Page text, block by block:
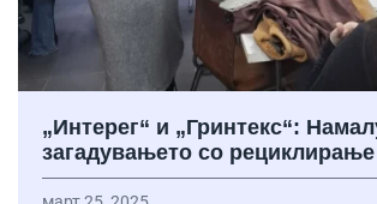
„Интерег“ и „Гринтекс“:
загадувањето со рециклирање